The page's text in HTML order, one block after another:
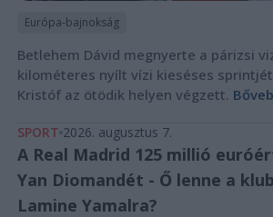
Európa-bajnokság
Betlehem Dávid megnyerte a párizsi
kilométeres nyílt vízi kieséses
Kristóf az ötödik helyen végzett.
SPORT 2026. augusztus 7.
A Real Madrid 125 millió
Yan Diomandét - Ő lenne a
Lamine Yamalra?